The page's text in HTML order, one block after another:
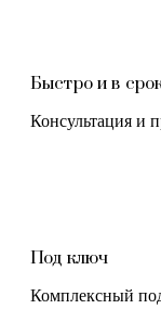
Быстро и в
Консультация и
Под ключ
Комплексный